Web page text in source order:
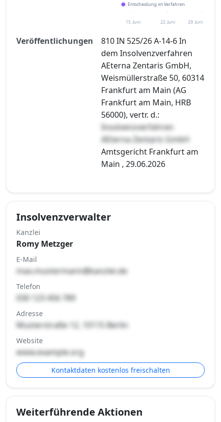
Entscheidung im Verfahren
15. Juni 22. Juni 29. Juni
Veröffentlichungen
810 IN 525/26 A-14-6 In
dem Insolvenzverfahren
AEterna Zentaris GmbH,
Weismüllerstraße 50, 60314
Frankfurt am Main (AG
Frankfurt am Main, HRB
56000), vertr. d.:
Insolvenzverfahren
AEterna Zentaris GmbH
Amtsgericht Frankfurt am
Main , 29.06.2026
Insolvenzverwalter
Kanzlei
Romy Metzger
E-Mail
max.mustermann@kanzlei.de
Telefon
030 123 456 789
Adresse
Musterstraße 12, 10115 Berlin
Website
www.example.org
Kontaktdaten kostenlos freischalten
Weiterführende Aktionen